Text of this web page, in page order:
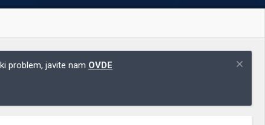
problem, javite nam OVDE